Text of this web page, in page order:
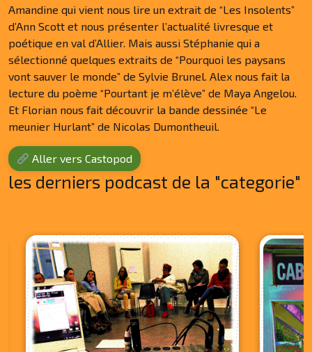
Amandine qui vient nous lire un extrait de “Les Insolents”
d’Ann Scott et nous présenter l’actualité livresque et
poétique en val d’Allier. Mais aussi Stéphanie qui a
sélectionné quelques extraits de “Pourquoi les paysans
vont sauver le monde” de Sylvie Brunel. Alex nous fait la
lecture du poème “Pourtant je m’élève” de Maya Angelou.
Et Florian nous fait découvrir la bande dessinée “Le
meunier Hurlant” de Nicolas Dumontheuil.
Aller vers Castopod
les derniers podcast de la "categorie"